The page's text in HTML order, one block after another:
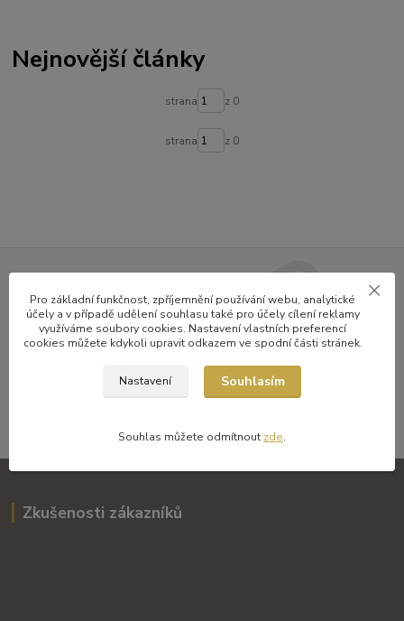
Nejnovější články
strana z 0
strana z 0
Nepropásněte novinky v nabídce
a zajímavosti
Přihlásit se
Zkušenosti zákazníků
Pro základní funkčnost, zpříjemnění používání webu, analytické
účely a v případě udělení souhlasu také pro účely cílení reklamy
využíváme soubory cookies. Nastavení vlastních preferencí
cookies můžete kdykoli upravit odkazem ve spodní části stránek.
Nastavení Souhlasím
Souhlas můžete odmítnout zde.